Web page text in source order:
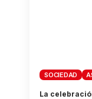
SOCIEDAD
La